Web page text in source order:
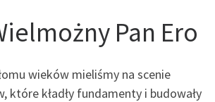
Pan Ero
wieków mieliśmy na scenie
które kładły fundamenty i budowały